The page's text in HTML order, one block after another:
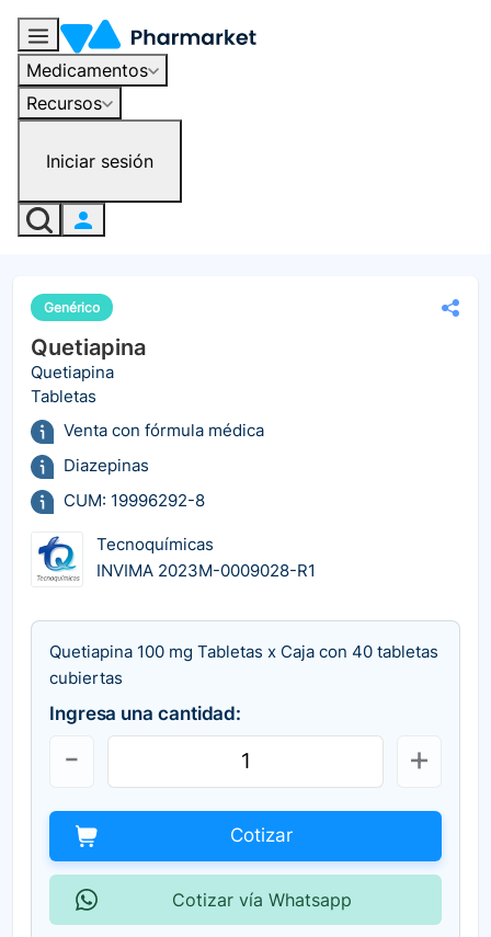
Medicamentos
Recursos
Iniciar sesión
Genérico
Quetiapina
Quetiapina
Tabletas
Venta con fórmula médica
Diazepinas
CUM: 19996292-8
Tecnoquímicas
INVIMA 2023M-0009028-R1
Quetiapina 100 mg Tabletas x Caja con 40 tabletas
cubiertas
Ingresa una cantidad:
Cotizar
Cotizar vía Whatsapp